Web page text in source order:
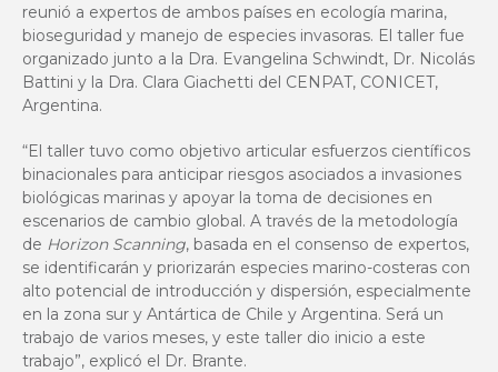
reunió a expertos de ambos países en ecología marina,
bioseguridad y manejo de especies invasoras. El taller fue
organizado junto a la Dra. Evangelina Schwindt, Dr. Nicolás
Battini y la Dra. Clara Giachetti del CENPAT, CONICET,
Argentina.
“El taller tuvo como objetivo articular esfuerzos científicos
binacionales para anticipar riesgos asociados a invasiones
biológicas marinas y apoyar la toma de decisiones en
escenarios de cambio global. A través de la metodología
de Horizon Scanning, basada en el consenso de expertos,
se identificarán y priorizarán especies marino-costeras con
alto potencial de introducción y dispersión, especialmente
en la zona sur y Antártica de Chile y Argentina. Será un
trabajo de varios meses, y este taller dio inicio a este
trabajo”, explicó el Dr. Brante.